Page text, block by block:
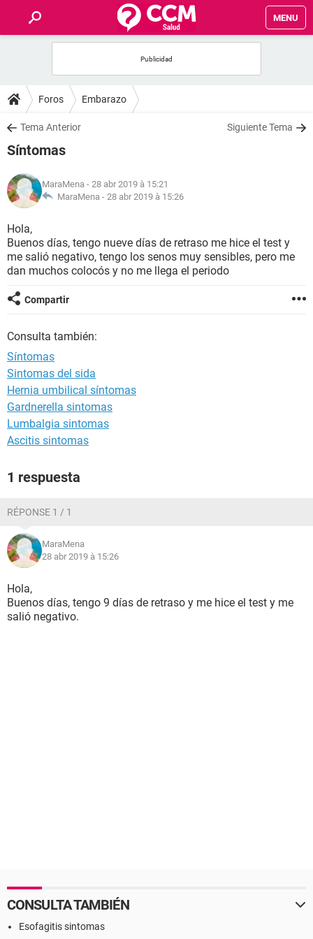
MENU
FORUMS
SALUD
NUTRICIÓN
BIENESTAR
SEXUALIDAD
GLOSARIO
Foros Embarazo
Tema Anterior Siguiente Tema
Síntomas
MaraMena - 28 abr 2019 à 15:21
MaraMena - 28 abr 2019 à 15:26
Hola,
Buenos días, tengo nueve días de retraso me hice el test y
me salió negativo, tengo los senos muy sensibles, pero me
dan muchos colocós y no me llega el periodo
Compartir
Consulta también:
Síntomas
Sintomas del sida
Hernia umbilical síntomas
Gardnerella sintomas
Lumbalgia sintomas
Ascitis sintomas
1 respuesta
RÉPONSE 1 / 1
MaraMena
28 abr 2019 à 15:26
Hola,
Buenos días, tengo 9 días de retraso y me hice el test y me
salió negativo.
CONSULTA TAMBIÉN
Esofagitis sintomas